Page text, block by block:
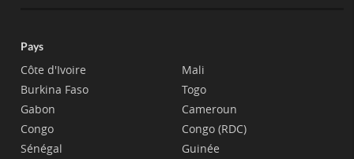
Pays
Côte d'Ivoire
Burkina Faso
Gabon
Congo
Sénégal
Mali
Togo
Cameroun
Congo (RDC)
Guinée